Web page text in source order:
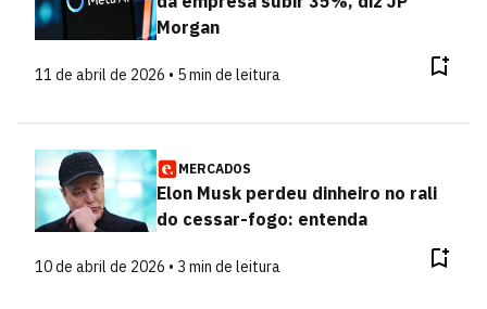
Morgan
11 de abril de 2026 • 5 min de leitura
MERCADOS
Elon Musk perdeu dinheiro no rali
do cessar-fogo: entenda
10 de abril de 2026 • 3 min de leitura